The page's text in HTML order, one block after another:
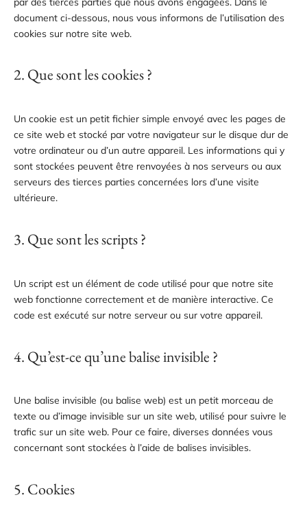
document ci-dessous, nous vous informons de l’utilisation des
cookies sur notre site web.
2. Que sont les cookies ?
Un cookie est un petit fichier simple envoyé avec les pages de
ce site web et stocké par votre navigateur sur le disque dur de
votre ordinateur ou d’un autre appareil. Les informations qui y
sont stockées peuvent être renvoyées à nos serveurs ou aux
serveurs des tierces parties concernées lors d’une visite
ultérieure.
3. Que sont les scripts ?
Un script est un élément de code utilisé pour que notre site
web fonctionne correctement et de manière interactive. Ce
code est exécuté sur notre serveur ou sur votre appareil.
4. Qu’est-ce qu’une balise invisible ?
Une balise invisible (ou balise web) est un petit morceau de
texte ou d’image invisible sur un site web, utilisé pour suivre le
trafic sur un site web. Pour ce faire, diverses données vous
concernant sont stockées à l’aide de balises invisibles.
5. Cookies